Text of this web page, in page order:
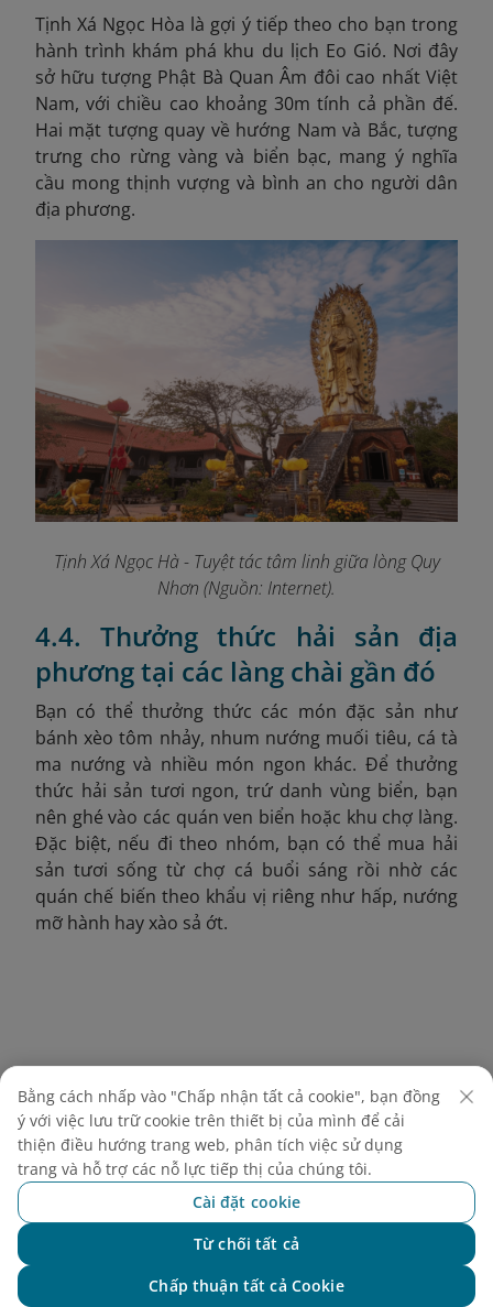
Tịnh Xá Ngọc Hòa là gợi ý tiếp theo cho bạn trong
hành trình khám phá khu du lịch Eo Gió. Nơi đây
sở hữu tượng Phật Bà Quan Âm đôi cao nhất Việt
Nam, với chiều cao khoảng 30m tính cả phần đế.
Hai mặt tượng quay về hướng Nam và Bắc, tượng
trưng cho rừng vàng và biển bạc, mang ý nghĩa
cầu mong thịnh vượng và bình an cho người dân
địa phương.
Tịnh Xá Ngọc Hà - Tuyệt tác tâm linh giữa lòng Quy
Nhơn (Nguồn: Internet).
4.4. Thưởng thức hải sản địa
phương tại các làng chài gần đó
Bạn có thể thưởng thức các món đặc sản như
bánh xèo tôm nhảy, nhum nướng muối tiêu, cá tà
ma nướng và nhiều món ngon khác. Để thưởng
thức hải sản tươi ngon, trứ danh vùng biển, bạn
nên ghé vào các quán ven biển hoặc khu chợ làng.
Đặc biệt, nếu đi theo nhóm, bạn có thể mua hải
sản tươi sống từ chợ cá buổi sáng rồi nhờ các
quán chế biến theo khẩu vị riêng như hấp, nướng
mỡ hành hay xào sả ớt.
Thưởng thức hải sản tại các làng chài gần Eo Gió
(Nguồn: Internet).
Bằng cách nhấp vào "Chấp nhận tất cả cookie", bạn đồng
ý với việc lưu trữ cookie trên thiết bị của mình để cải
thiện điều hướng trang web, phân tích việc sử dụng
trang và hỗ trợ các nỗ lực tiếp thị của chúng tôi.
Cài đặt cookie
Từ chối tất cả
Chấp thuận tất cả Cookie